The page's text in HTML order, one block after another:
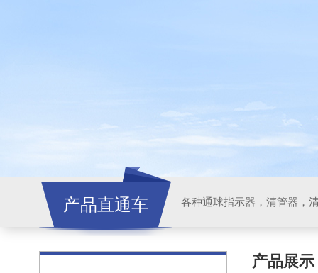
产品直通车 各种通球指示器，清管器，
产品展示